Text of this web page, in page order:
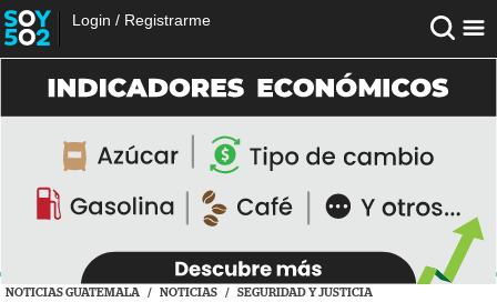
Login / Registrarme
NOTICIAS GUATEMALA / NOTICIAS / SEGURIDAD Y JUSTICIA